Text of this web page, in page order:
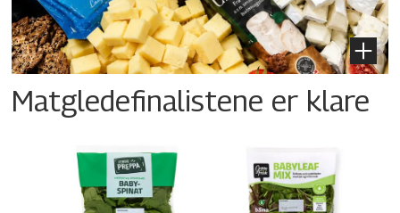
Matgledefinalistene er klare